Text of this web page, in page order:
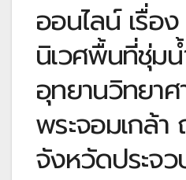
ออนไลน์ เรื่อ
นิเวศพื้นที่ชุ่ม
อุทยานวิทยา
พระจอมเกล้
จังหวัดประจ